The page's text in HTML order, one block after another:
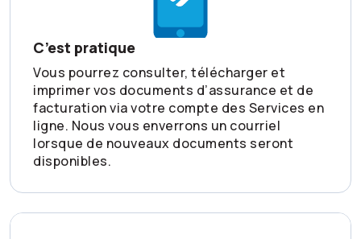
C’est pratique
Vous pourrez consulter, télécharger et
imprimer vos documents d’assurance et de
facturation via votre compte des Services en
ligne. Nous vous enverrons un courriel
lorsque de nouveaux documents seront
disponibles.